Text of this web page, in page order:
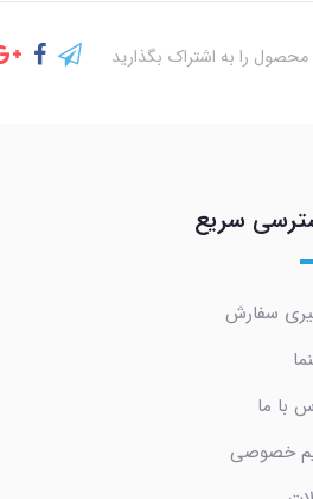
محصول را به اشتراک بگذارید
سریع
سفارش
با ما
خصوصی